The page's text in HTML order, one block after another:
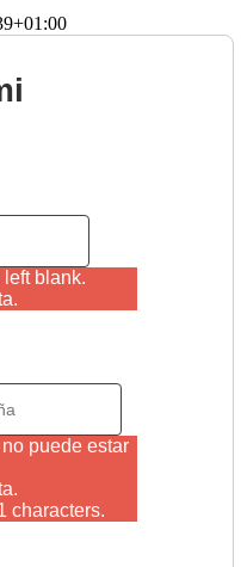
blank.
puede estar
characters.